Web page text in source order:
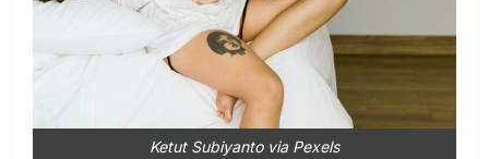
Ketut Subiyanto via Pexels